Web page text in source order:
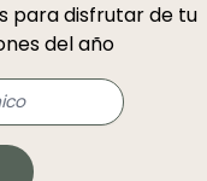
para disfrutar de tu
del año